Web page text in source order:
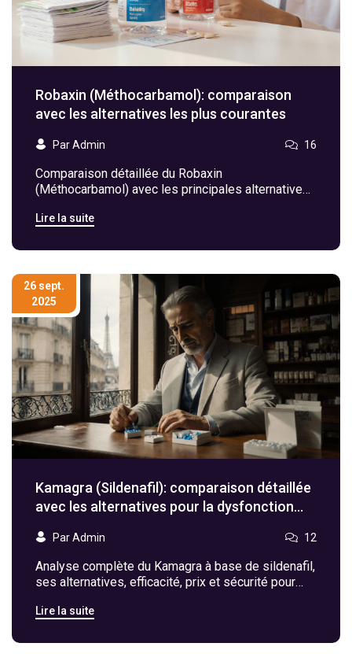
Robaxin (Méthocarbamol): comparaison
avec les alternatives les plus courantes
Par Admin 16
Comparaison détaillée du Robaxin
(Méthocarbamol) avec les principales alternatives,
décider le meilleur traitement.
Lire la suite
26 sept.
2025
Kamagra (Sildenafil): comparaison détaillée
avec les alternatives pour la dysfonction
Par Admin 12
Analyse complète du Kamagra à base de sildenafil,
ses alternatives, efficacité, prix et sécurité pour
érectile.
Lire la suite